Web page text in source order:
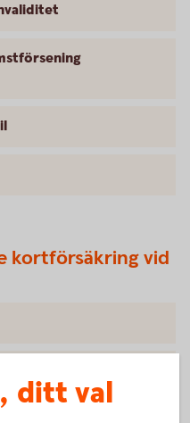
kortförsäkring vid
ditt val